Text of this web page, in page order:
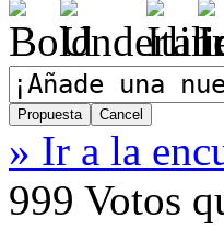
» Ir a la
999 Votos